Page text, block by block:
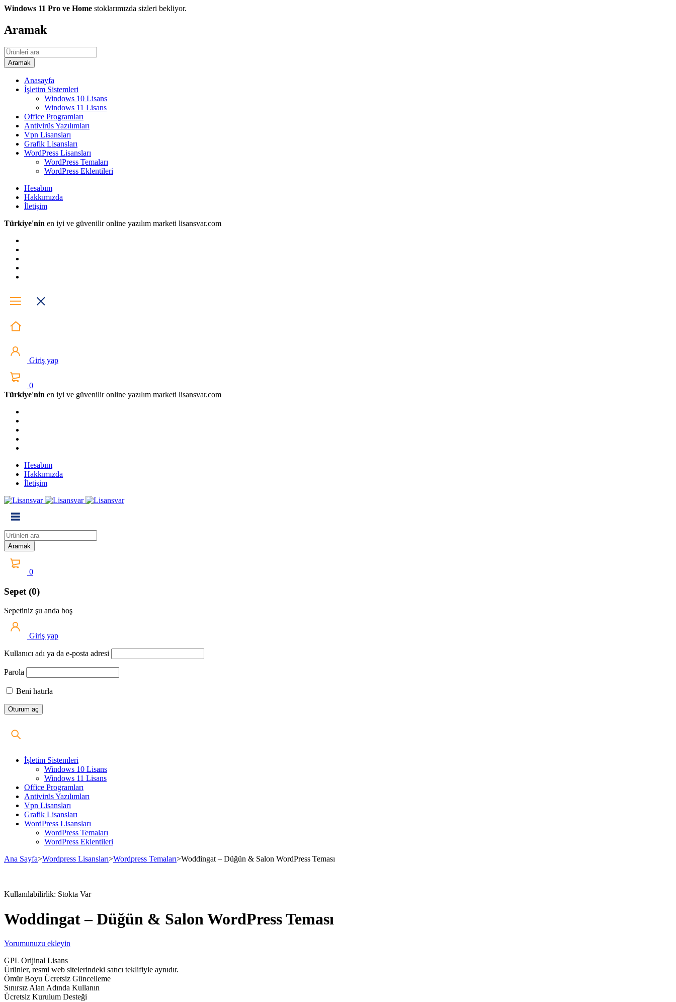
Windows 11 Pro ve Home stoklarımızda sizleri bekliyor.
Aramak
Anasayfa
İşletim Sistemleri
Windows 10 Lisans
Windows 11 Lisans
Office Programları
Antivirüs Yazılımları
Vpn Lisansları
Grafik Lisansları
WordPress Lisansları
WordPress Temaları
WordPress Eklentileri
Hesabım
Hakkımızda
İletişim
Türkiye'nin en iyi ve güvenilir online yazılım marketi lisansvar.com
Giriş yap
0
Türkiye'nin en iyi ve güvenilir online yazılım marketi lisansvar.com
Hesabım
Hakkımızda
İletişim
0
Sepet (0)
Sepetiniz şu anda boş
Giriş yap
Kullanıcı adı ya da e-posta adresi
Parola
Beni hatırla
İşletim Sistemleri
Windows 10 Lisans
Windows 11 Lisans
Office Programları
Antivirüs Yazılımları
Vpn Lisansları
Grafik Lisansları
WordPress Lisansları
WordPress Temaları
WordPress Eklentileri
Ana Sayfa>Wordpress Lisansları>Wordpress Temaları>Woddingat – Düğün & Salon WordPress Teması
Kullanılabilirlik: Stokta Var
Woddingat – Düğün & Salon WordPress Teması
Yorumunuzu ekleyin
GPL Orijinal Lisans
Ürünler, resmi web sitelerindeki satıcı teklifiyle aynıdır.
Ömür Boyu Ücretsiz Güncelleme
Sınırsız Alan Adında Kullanın
Ücretsiz Kurulum Desteği